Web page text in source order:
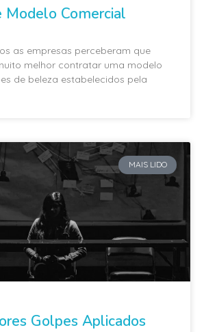
Modelo Comercial
as empresas perceberam que
melhor contratar uma modelo
de beleza estabelecidos pela
MAIS LIDO
Golpes Aplicados